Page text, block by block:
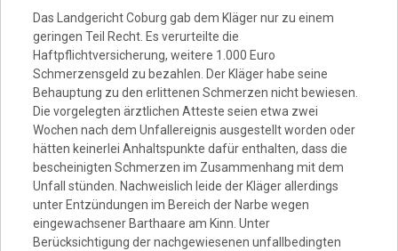
Das Landgericht Coburg gab dem Kläger nur zu einem
geringen Teil Recht. Es verurteilte die
Haftpflichtversicherung, weitere 1.000 Euro
Schmerzensgeld zu bezahlen. Der Kläger habe seine
Behauptung zu den erlittenen Schmerzen nicht bewiesen.
Die vorgelegten ärztlichen Atteste seien etwa zwei
Wochen nach dem Unfallereignis ausgestellt worden oder
hätten keinerlei Anhaltspunkte dafür enthalten, dass die
bescheinigten Schmerzen im Zusammenhang mit dem
Unfall stünden. Nachweislich leide der Kläger allerdings
unter Entzündungen im Bereich der Narbe wegen
eingewachsener Barthaare am Kinn. Unter
Berücksichtigung der nachgewiesenen unfallbedingten